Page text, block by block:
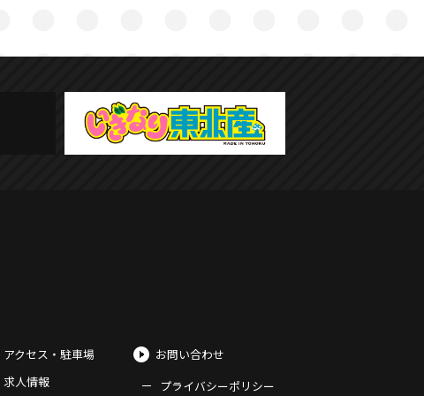
アクセス・駐車場
求人情報
お問い合わせ
プライバシーポリシー